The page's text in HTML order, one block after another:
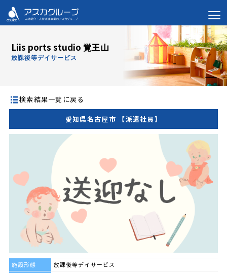
Liis ports studio 覚王山
放課後等デイサービス
検索結果一覧に戻る
愛知県名古屋市 【派遣社員】
施設形態
放課後等デイサービス